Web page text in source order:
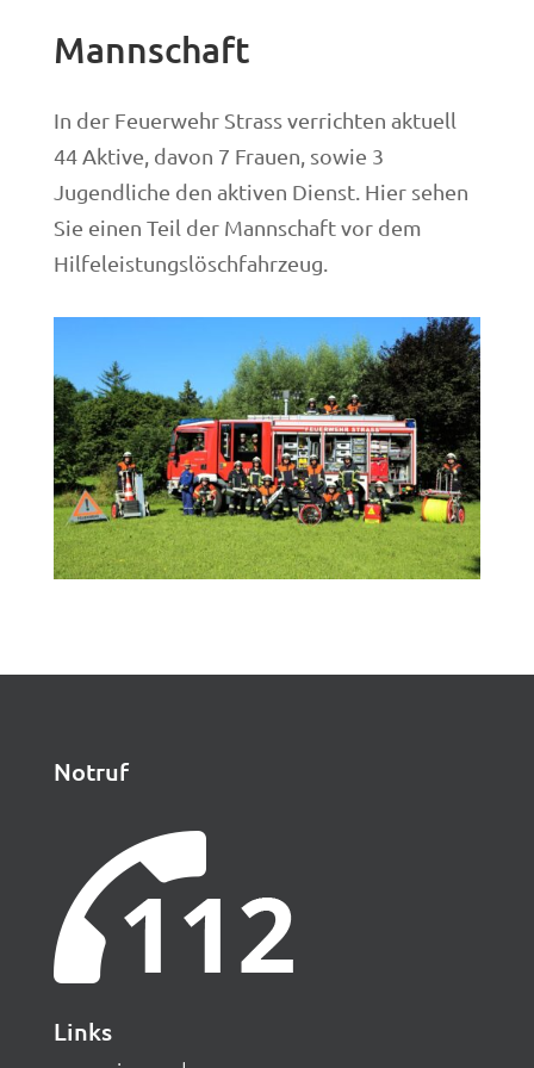
Mannschaft
In der Feuerwehr Strass verrichten aktuell
44 Aktive, davon 7 Frauen, sowie 3
Jugendliche den aktiven Dienst. Hier sehen
Sie einen Teil der Mannschaft vor dem
Hilfeleistungslöschfahrzeug.
Notruf
Links